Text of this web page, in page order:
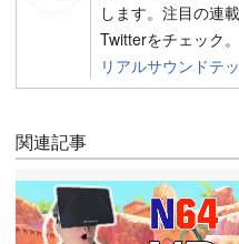
します。注目の連
Twitterをチェック。
リアルサウンドテ
関連記事